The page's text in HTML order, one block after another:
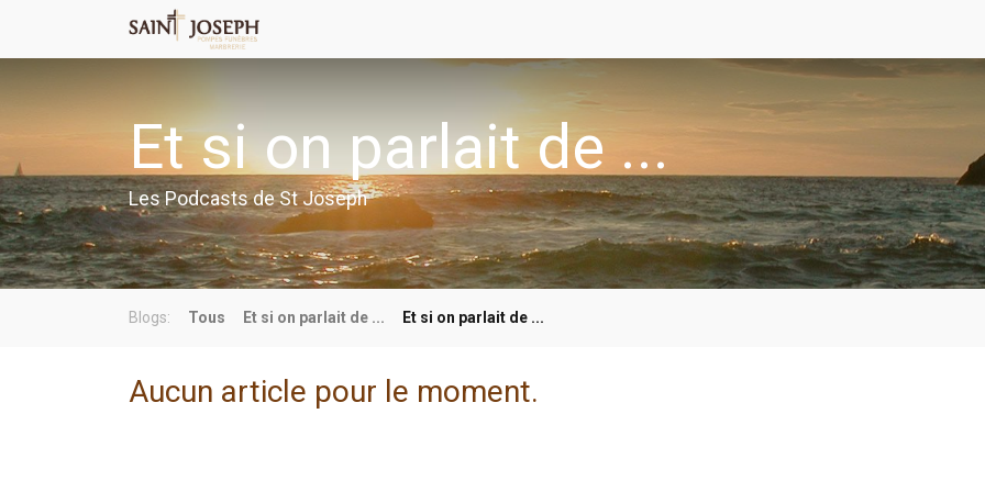
Et si on parlait de ...
Les Podcasts de St Joseph
Blogs: Tous Et si on parlait de ... Et si on parlait de ...
Aucun article pour le moment.